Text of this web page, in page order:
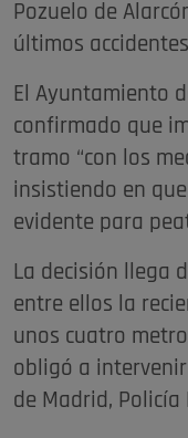
Pozuelo de
últimos
El Ayuntamiento
confirmado que
tramo “con los
insistiendo en
evidente para
La decisión llega
entre ellos la
unos cuatro
obligó a
de Madrid, Policía